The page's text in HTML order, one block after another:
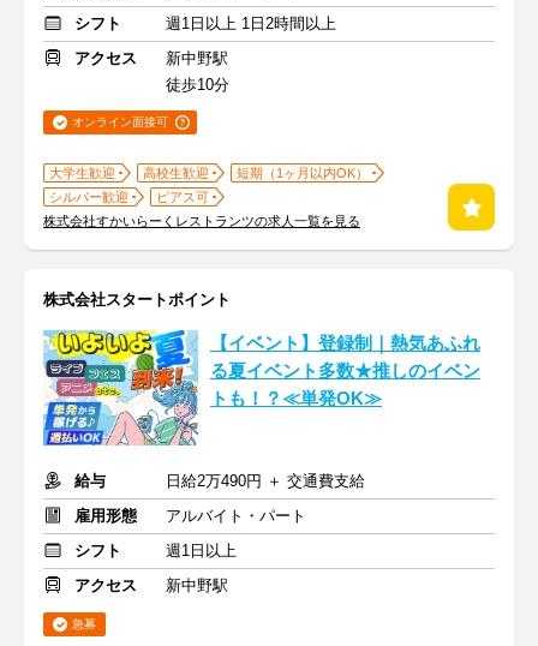
シフト
週1日以上 1日2時間以上
アクセス
新中野駅
徒歩10分
オンライン面接可
大学生歓迎 高校生歓迎
短期（1ヶ月以内OK）
シルバー歓迎
ピアス可
株式会社すかいらーくレストランツの求人一覧を見る
株式会社スタートポイント
【イベント】登録制｜熱気あふれ
る夏イベント多数★推しのイベン
トも！？≪単発OK≫
給与
日給2万490円 ＋ 交通費支給
雇用形態
アルバイト・パート
シフト
週1日以上
アクセス
新中野駅
急募